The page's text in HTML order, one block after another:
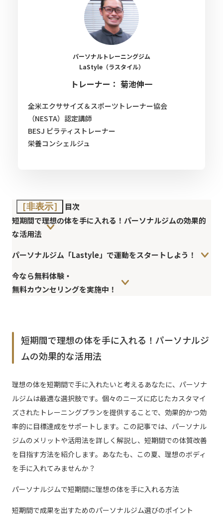
パーソナルトレーニングジム
LaStyle（ラスタイル）
トレーナー： 菊池伸一
全米エクササイズ＆スポーツトレーナー協会
（NESTA）認定講師
BESJ ピラティストレーナー
栄養コンシェルジュ
［非表示］
目次
短期間で理想の体を手に入れる！パーソナルジムの効果的
な活用法
パーソナルジム「Lastyle」で運動をスタートしよう！
今なら無料体験・
無料カウンセリングを実施中！
短期間で理想の体を手に入れる！パーソナルジ
ムの効果的な活用法
理想の体を短期間で手に入れたいと考えるあなたに、パーソナ
ルジムは最適な選択肢です。個々のニーズに応じたカスタマイ
ズされたトレーニングプランを提供することで、効果的かつ効
率的に目標達成をサポートします。この記事では、パーソナル
ジムのメリットや活用法を詳しく解説し、短期間での体質改善
を目指す方法を紹介します。あなたも、この夏、理想のボディ
を手に入れてみませんか？
パーソナルジムで短期間に理想の体を手に入れる方法
短期間で成果を出すためのパーソナルジム選びのポイント